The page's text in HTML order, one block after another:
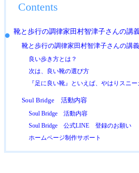
Contents
靴と歩行の調律家田村智津子さんの講
靴と歩行の調律家田村智津子さんの講
良い歩き方とは？
次は、良い靴の選び方
『足に良い靴』といえば、やはりスニー
Soul Bridge 活動内容
Soul Bridge 活動内容
Soul Bridge 公式LINE 登録のお願い
ホームページ制作サポート